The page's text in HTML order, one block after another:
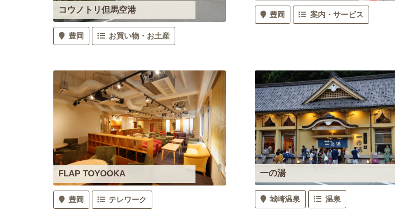
コウノトリ但馬空港
豊岡 お買い物・お土産
豊岡 案内・サービス
FLAP TOYOOKA
豊岡 テレワーク
一の湯
城崎温泉 温泉